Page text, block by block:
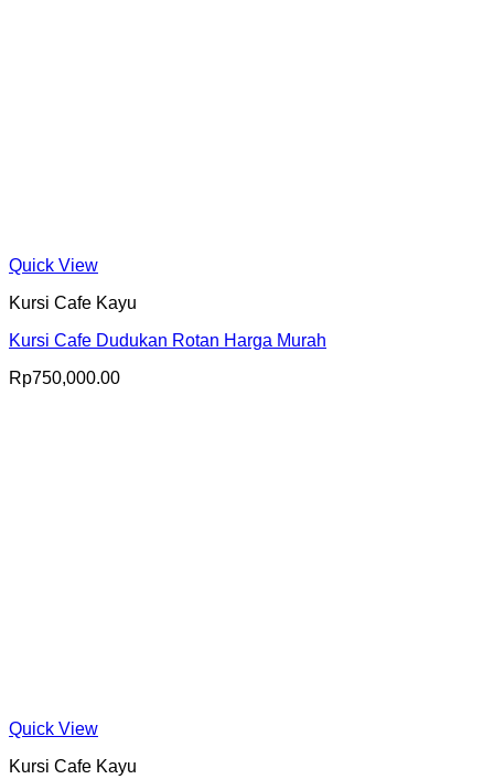
Quick View
Kursi Cafe Kayu
Kursi Cafe Dudukan Rotan Harga Murah
Rp750,000.00
Quick View
Kursi Cafe Kayu